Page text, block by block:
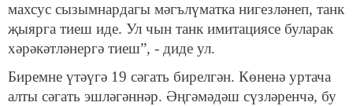
махсус сызымнардагы мәгълүматка нигезләнеп, танк
җыярга тиеш иде. Ул чын танк имитациясе буларак
хәрәкәтләнергә тиеш”, - диде ул.
Биремне үтәүгә 19 сәгать бирелгән. Көненә уртача
алты сәгать эшләгәннәр. Әңгәмәдәш сүзләренчә, бу